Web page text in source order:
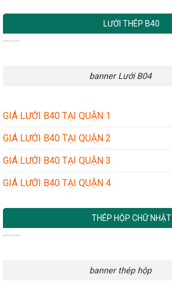
LƯỚI THÉP B40
banner Lưới B04
GIÁ LƯỚI B40 TẠI QUẬN 1
GIÁ LƯỚI B40 TẠI QUẬN 2
GIÁ LƯỚI B40 TẠI QUẬN 3
GIÁ LƯỚI B40 TẠI QUẬN 4
THÉP HỘP CHỮ NHẬT
banner thép hộp